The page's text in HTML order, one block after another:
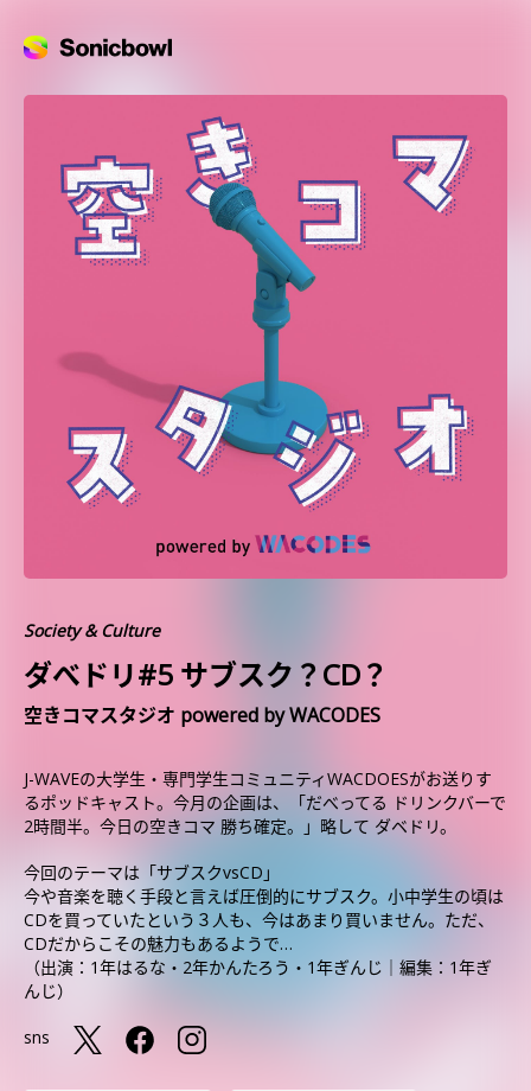
Society & Culture
ダべドリ#5 サブスク？CD？
空きコマスタジオ powered by WACODES
J-WAVEの大学生・専門学生コミュニティWACDOESがお送りす
るポッドキャスト。今月の企画は、「だべってる ドリンクバーで
2時間半。今日の空きコマ 勝ち確定。」略して ダベドリ。
今回のテーマは「サブスクvsCD」
今や音楽を聴く手段と言えば圧倒的にサブスク。小中学生の頃は
CDを買っていたという３人も、今はあまり買いません。ただ、
CDだからこその魅力もあるようで…
（出演：1年はるな・2年かんたろう・1年ぎんじ｜編集：1年ぎ
んじ）
sns